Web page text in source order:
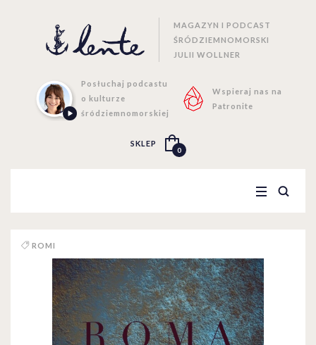
MAGAZYN I PODCAST
ŚRÓDZIEMNOMORSKI
JULII WOLLNER
Posłuchaj podcastu
o kulturze
śródziemnomorskiej
Wspieraj nas na
Patronite
SKLEP
0
ROMI